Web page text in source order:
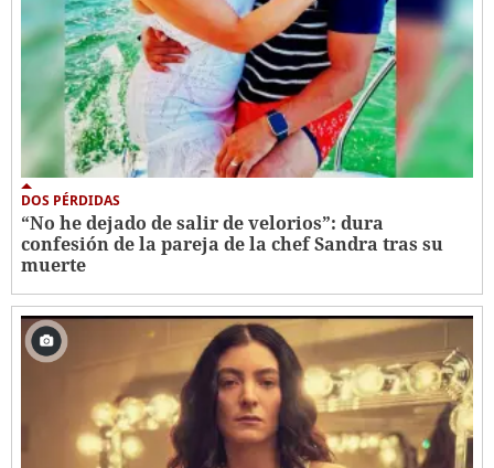
DOS PÉRDIDAS
“No he dejado de salir de velorios”: dura
confesión de la pareja de la chef Sandra tras su
muerte